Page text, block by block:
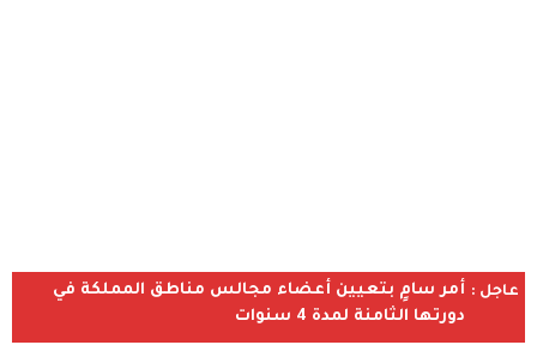
عاجل : أمر سامٍ بتعيين أعضاء مجالس مناطق المملكة في
دورتها الثامنة لمدة 4 سنوات